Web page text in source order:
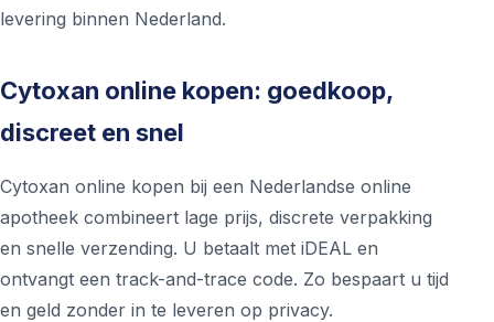
levering binnen Nederland.
Cytoxan online kopen: goedkoop,
discreet en snel
Cytoxan online kopen bij een Nederlandse online
apotheek combineert lage prijs, discrete verpakking
en snelle verzending. U betaalt met iDEAL en
ontvangt een track-and-trace code. Zo bespaart u tijd
en geld zonder in te leveren op privacy.